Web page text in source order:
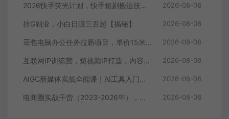
2026快手荧光计划，快手短剧搬运技术，条条过原创，新号和老号0粉都可以做，有播放量就能賺到钱 2026-08-08
挂G副业，小白日賺三百起【揭秘】 2026-08-08
豆包电脑办公任务拉新项目，单价15米，最近很多人爆单，收入好几W，转化率超高，达人闭眼冲！（更新0808） 2026-08-08
互联网IP训练营，短视频IP打造，内容创作运营 2026-08-08
AIGC新媒体实战全能课｜AI工具入门、短视频全流程制作、主流绘图软件实操、数字人商业视频落地教程 2026-08-08
电商圈实战干货（2023-2026年），覆盖淘系、拼多多、抖音、小红书等多平台，助力电商人避开坑、提效率、稳盈利（更新08月08日） 2026-08-08